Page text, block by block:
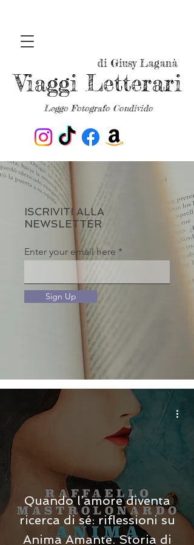
Leggo Fotografo Condivido
Viaggi Letterari
di Giusy Laganà
ISCRIVITI ALLA
NEWSLETTER
Enter your email here
Sign Up
Quando l’amore diventa
ricerca di sé: riflessioni su
Anima Amante. Storia di